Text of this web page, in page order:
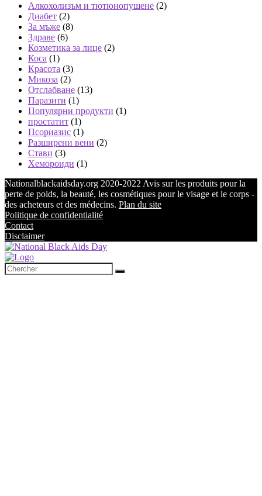
Алкохолизъм и тютюнопушене (2)
Диабет (2)
За мъже (8)
Здраве (6)
Козметика за лице (2)
Коса (1)
Красота (3)
Микоза (2)
Отслабване (13)
Паразити (1)
Популярни продукти (1)
простатит (1)
Псориазис (1)
Разширени вени (2)
Стави (3)
Хемороиди (1)
Nationalblackaidsday.org 2020-2022 Avis sur les produits pour la
perte de poids, la beauté, les cosmétiques pour le visage et le corps -
des acheteurs et des médecins. Plan du site
Politique de confidentialité
Contact
Disclaimer